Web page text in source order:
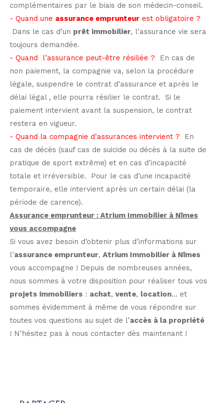
complémentaires par le biais de son médecin-conseil.
- Quand une assurance emprunteur est obligatoire ?
Dans le cas d’un prêt immobilier, l’assurance vie sera
toujours demandée.
- Quand l’assurance peut-être résiliée ? En cas de
non paiement, la compagnie va, selon la procédure
légale, suspendre le contrat d’assurance et après le
délai légal , elle pourra résilier le contrat. Si le
paiement intervient avant la suspension, le contrat
restera en vigueur.
- Quand la compagnie d’assurances intervient ?
En
cas de décès (sauf cas de suicide ou décès à la suite de
pratique de sport extrême) et en cas d’incapacité
totale et irréversible. Pour le cas d’une incapacité
temporaire, elle intervient après un certain délai (la
période de carence).
Assurance emprunteur : Atrium Immobilier à Nîmes
vous accompagne
Si vous avez besoin d’obtenir plus d’informations sur
l’assurance emprunteur, Atrium Immobilier à Nîmes
vous accompagne ! Depuis de nombreuses années,
nous sommes à votre disposition pour réaliser tous vos
projets immobiliers : achat, vente, location… et
sommes évidemment à même de vous répondre sur
toutes vos questions au sujet de l’accès à la propriété
! N’hésitez pas à nous contacter dès maintenant !